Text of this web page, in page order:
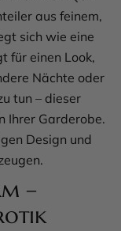
aus feinem,
sich wie eine
für einen Look,
Nächte oder
tun – dieser
Ihrer Garderobe.
Design und
–